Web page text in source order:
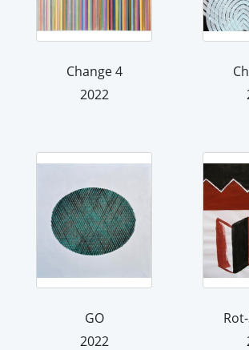
Change 4
2022
GO
2022